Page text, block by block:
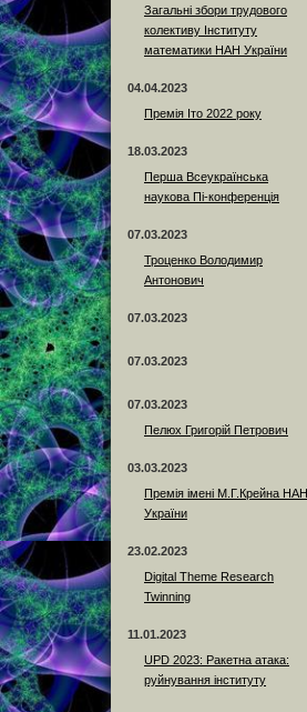
Загальні збори трудового
колективу Інституту
математики НАН України
04.04.2023
Премія Іто 2022 року
18.03.2023
Перша Всеукраїнська
наукова Пі-конференція
07.03.2023
Троценко Володимир
Антонович
07.03.2023
07.03.2023
07.03.2023
Пелюх Григорій Петрович
03.03.2023
Премія імені М.Г.Крейна НАН
України
23.02.2023
Digital Theme Research
Twinning
11.01.2023
UPD 2023: Ракетна атака:
руйнування інституту